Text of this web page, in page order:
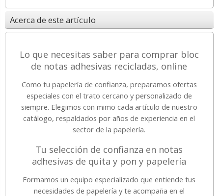
Acerca de este artículo
Lo que necesitas saber para comprar bloc
de notas adhesivas recicladas, online
Como tu papelería de confianza, preparamos ofertas
especiales con el trato cercano y personalizado de
siempre. Elegimos con mimo cada artículo de nuestro
catálogo, respaldados por años de experiencia en el
sector de la papelería.
Tu selección de confianza en notas
adhesivas de quita y pon y papelería
Formamos un equipo especializado que entiende tus
necesidades de papelería y te acompaña en el